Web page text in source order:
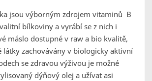
jsou výborným zdrojem vitaminů B
bílkoviny a vyrábí se z nich i
máslo dostupné v raw a bio kvalitě,
látky zachovávány v biologicky aktivní
se zdravou výživou je možné
dýňový olej a užívat asi